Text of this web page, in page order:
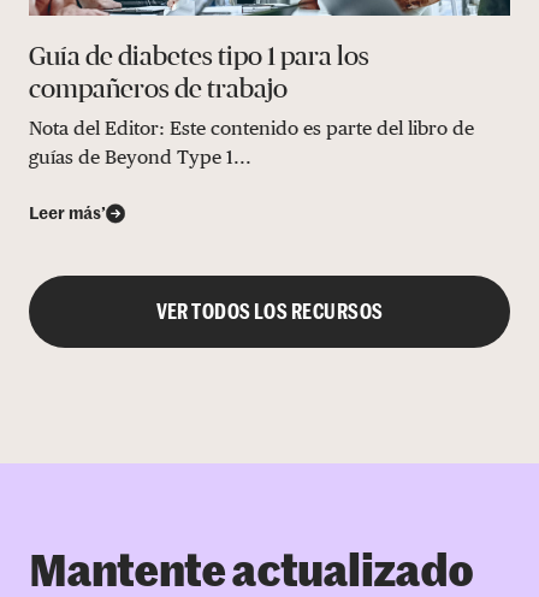
Guía de diabetes tipo 1 para los
compañeros de trabajo
Nota del Editor: Este contenido es parte del libro de
guías de Beyond Type 1...
Leer más’
VER TODOS LOS RECURSOS
Mantente actualizado